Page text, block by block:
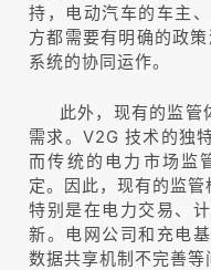
持，电动汽车的车主
方都需要有明确的政
系统的协同运作。
此外，现有的监管
需求。V2G 技术的独
而传统的电力市场监
定。因此，现有的监管
特别是在电力交易、
新。电网公司和充电
数据共享机制不完善